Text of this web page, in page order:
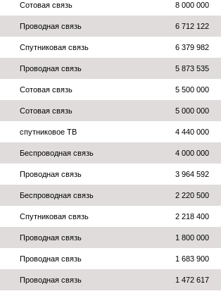
Сотовая связь 8 000 000
Проводная связь 6 712 122
Спутниковая связь 6 379 982
Проводная связь 5 873 535
Сотовая связь 5 500 000
Сотовая связь 5 000 000
спутниковое ТВ 4 440 000
Беспроводная связь 4 000 000
Проводная связь 3 964 592
Беспроводная связь 2 220 500
Спутниковая связь 2 218 400
Проводная связь 1 800 000
Проводная связь 1 683 900
Проводная связь 1 472 617